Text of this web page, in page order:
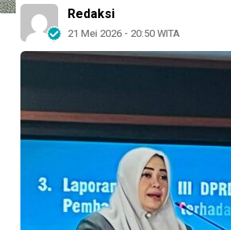
Redaksi
21 Mei 2026 - 20:50 WITA